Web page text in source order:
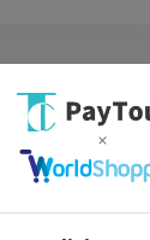
庫がありません
力560WのAVアンプ